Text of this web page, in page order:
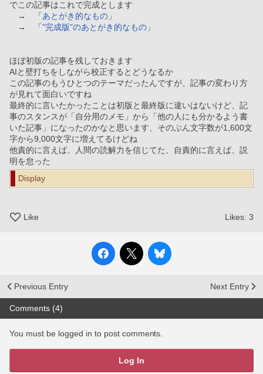
でこの記事はこれで完成とします
→　「 あとがき的なもの」
→　「 ”完成版”のあとがき的なもの」
ほぼ初版の記事を残しておきます
AIと壁打ちをしながら校正するとどうなるか
この記事のもうひとつのテーマだったんですが、記事の変わり方
が見れて面白いですね
最終的に言いたかったことは初版と最終版に違いはないけど、記
事のスタンスが「自分用のメモ」から「他の人にも分かるよう書
いた記事」になったのかなと思います、そのぶん文字数が1,600文
字から9,000文字に増えてるけどね
他責的に言えば、人間の読解力を信じてた、自責的に言えば、説
明を怠った
Display
Like Likes: 3
Previous Entry Next Entry
Comments (4)
You must be logged in to post comments.
Log In